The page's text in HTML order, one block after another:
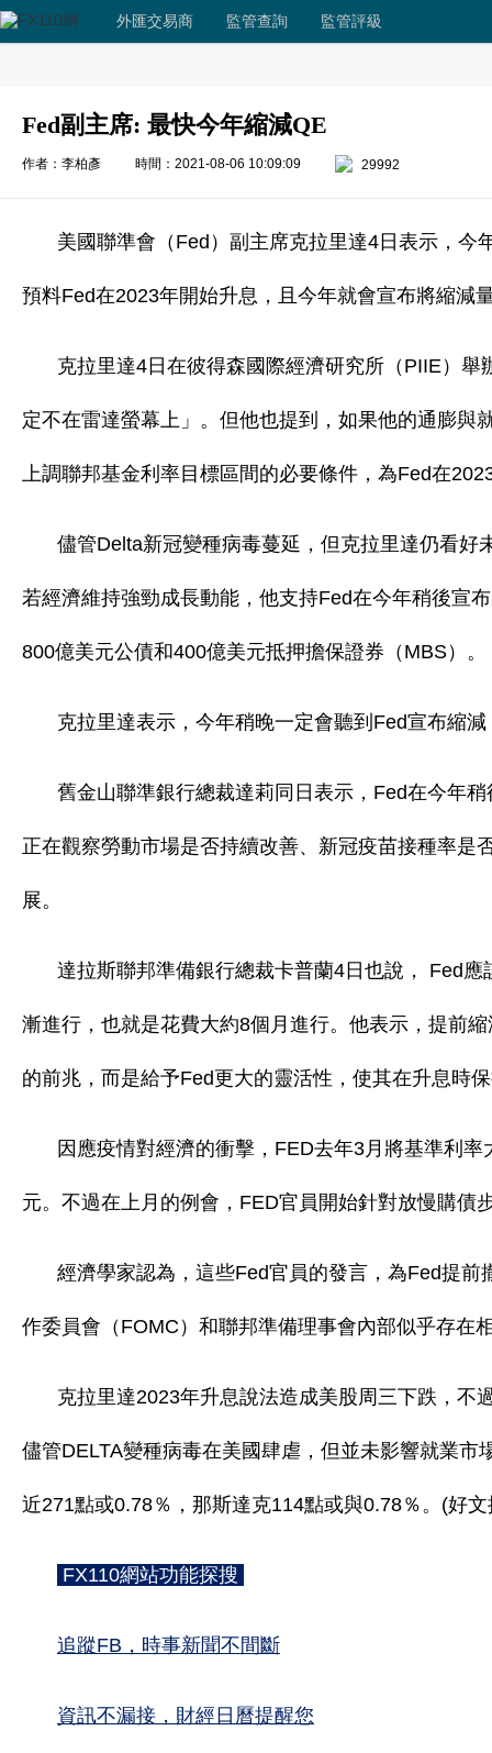
外匯交易商 監管查詢 監管評級
Fed副主席: 最快今年縮減QE
作者：李柏彥 時間：2021-08-06 10:09:09 29992
美國聯準會（Fed）副主席克拉里達4日表示，今
預料Fed在2023年開始升息，且今年就會宣布將縮減
克拉里達4日在彼得森國際經濟研究所（PIIE）
定不在雷達螢幕上」。但他也提到，如果他的通膨與
上調聯邦基金利率目標區間的必要條件，為Fed在
儘管Delta新冠變種病毒蔓延，但克拉里達仍看
若經濟維持強勁成長動能，他支持Fed在今年稍後宣
800億美元公債和400億美元抵押擔保證券（MBS）。
克拉里達表示，今年稍晚一定會聽到Fed宣布縮
舊金山聯準銀行總裁達莉同日表示，Fed在今年
正在觀察勞動市場是否持續改善、新冠疫苗接種率是
展。
達拉斯聯邦準備銀行總裁卡普蘭4日也說， Fed
漸進行，也就是花費大約8個月進行。他表示，提前
的前兆，而是給予Fed更大的靈活性，使其在升息時
因應疫情對經濟的衝擊，FED去年3月將基準利
元。不過在上月的例會，FED官員開始針對放慢購債
經濟學家認為，這些Fed官員的發言，為Fed提
作委員會（FOMC）和聯邦準備理事會內部似乎存在
克拉里達2023年升息說法造成美股周三下跌，不
儘管DELTA變種病毒在美國肆虐，但並未影響就業
近271點或0.78％，那斯達克114點或與0.78％。(好
FX110網站功能探搜
追蹤FB，時事新聞不間斷
資訊不漏接，財經日曆提醒您